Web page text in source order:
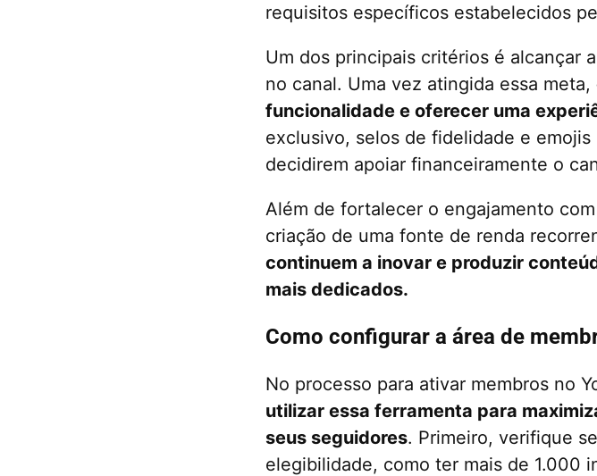
requisitos específicos estabelecidos
Um dos principais critérios é alcançar
no canal. Uma vez atingida essa meta,
funcionalidade e oferecer uma
exclusivo, selos de fidelidade e
decidirem apoiar financeiramente o
Além de fortalecer o engajamento
criação de uma fonte de renda
continuem a inovar e produzir
mais dedicados.
Como configurar a área de
No processo para ativar membros no
utilizar essa ferramenta para
seus seguidores. Primeiro, verifique
elegibilidade, como ter mais de 1.000